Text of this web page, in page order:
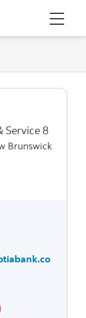
Menu
Service 8
Brunswick